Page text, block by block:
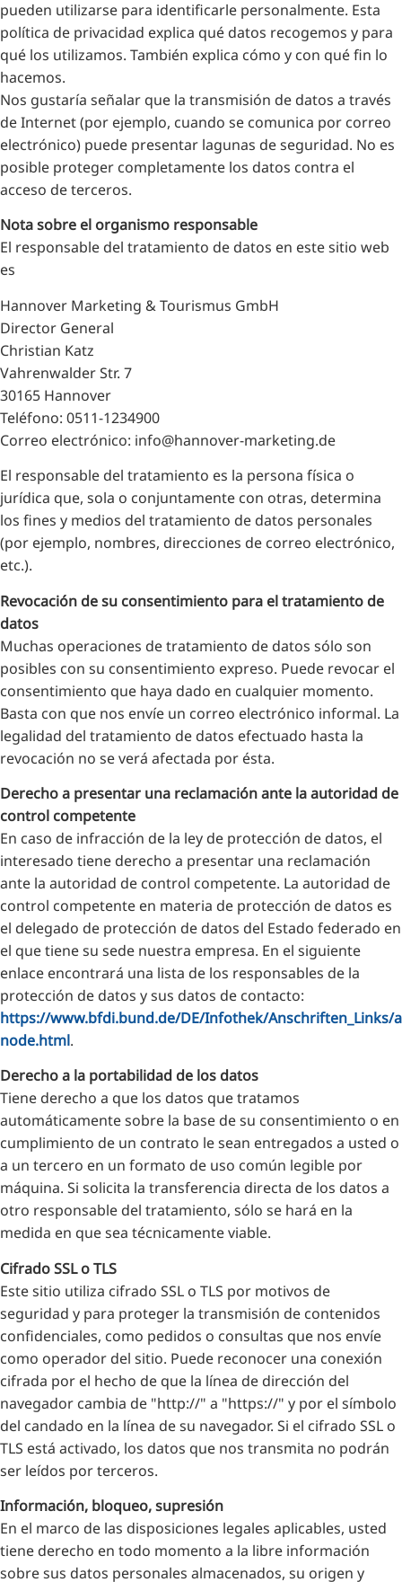
pueden utilizarse para identificarle personalmente. Esta
política de privacidad explica qué datos recogemos y para
qué los utilizamos. También explica cómo y con qué fin lo
hacemos.
Nos gustaría señalar que la transmisión de datos a través
de Internet (por ejemplo, cuando se comunica por correo
electrónico) puede presentar lagunas de seguridad. No es
posible proteger completamente los datos contra el
acceso de terceros.
Nota sobre el organismo responsable
El responsable del tratamiento de datos en este sitio web
es
Hannover Marketing & Tourismus GmbH
Director General
Christian Katz
Vahrenwalder Str. 7
30165 Hannover
Teléfono: 0511-1234900
Correo electrónico: info@hannover-marketing.de
El responsable del tratamiento es la persona física o
jurídica que, sola o conjuntamente con otras, determina
los fines y medios del tratamiento de datos personales
(por ejemplo, nombres, direcciones de correo electrónico,
etc.).
Revocación de su consentimiento para el tratamiento de
datos
Muchas operaciones de tratamiento de datos sólo son
posibles con su consentimiento expreso. Puede revocar el
consentimiento que haya dado en cualquier momento.
Basta con que nos envíe un correo electrónico informal. La
legalidad del tratamiento de datos efectuado hasta la
revocación no se verá afectada por ésta.
Derecho a presentar una reclamación ante la autoridad de
control competente
En caso de infracción de la ley de protección de datos, el
interesado tiene derecho a presentar una reclamación
ante la autoridad de control competente. La autoridad de
control competente en materia de protección de datos es
el delegado de protección de datos del Estado federado en
el que tiene su sede nuestra empresa. En el siguiente
enlace encontrará una lista de los responsables de la
protección de datos y sus datos de contacto:
https://www.bfdi.bund.de/DE/Infothek/Anschriften_Links/
node.html.
Derecho a la portabilidad de los datos
Tiene derecho a que los datos que tratamos
automáticamente sobre la base de su consentimiento o en
cumplimiento de un contrato le sean entregados a usted o
a un tercero en un formato de uso común legible por
máquina. Si solicita la transferencia directa de los datos a
otro responsable del tratamiento, sólo se hará en la
medida en que sea técnicamente viable.
Cifrado SSL o TLS
Este sitio utiliza cifrado SSL o TLS por motivos de
seguridad y para proteger la transmisión de contenidos
confidenciales, como pedidos o consultas que nos envíe
como operador del sitio. Puede reconocer una conexión
cifrada por el hecho de que la línea de dirección del
navegador cambia de "http://" a "https://" y por el símbolo
del candado en la línea de su navegador. Si el cifrado SSL o
TLS está activado, los datos que nos transmita no podrán
ser leídos por terceros.
Información, bloqueo, supresión
En el marco de las disposiciones legales aplicables, usted
tiene derecho en todo momento a la libre información
sobre sus datos personales almacenados, su origen y